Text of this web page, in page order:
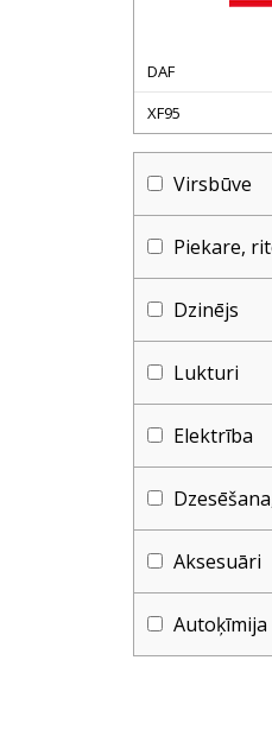
DAF
XF95
Virsbūve
Piekare,
Dzinējs
Lukturi
Elektrība
Aksesuāri
Autoķīmija